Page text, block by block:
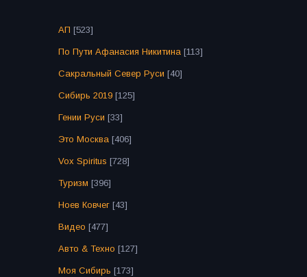
АП [523]
По Пути Афанасия Никитина [113]
Сакральный Север Руси [40]
Сибирь 2019 [125]
Гении Руси [33]
Это Москва [406]
Vox Spiritus [728]
Туризм [396]
Ноев Ковчег [43]
Видео [477]
Авто & Техно [127]
Моя Сибирь [173]